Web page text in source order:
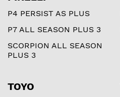
P4 PERSIST AS PLUS
P7 ALL SEASON PLUS 3
SCORPION ALL SEASON
PLUS 3
TOYO